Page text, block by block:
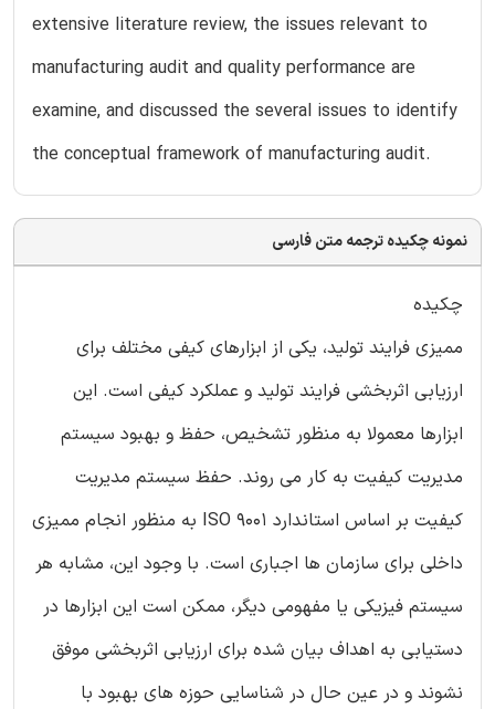
extensive literature review, the issues relevant to
manufacturing audit and quality performance are
examine, and discussed the several issues to identify
the conceptual framework of manufacturing audit.
نمونه چکیده ترجمه متن فارسی
چکیده
ممیزی فرایند تولید، یکی از ابزارهای کیفی مختلف برای
ارزیابی اثربخشی فرایند تولید و عملکرد کیفی است. این
ابزارها معمولا به منظور تشخیص، حفظ و بهبود سیستم
مدیریت کیفیت به کار می روند. حفظ سیستم مدیریت
کیفیت بر اساس استاندارد ISO 9001 به منظور انجام ممیزی
داخلی برای سازمان ها اجباری است. با وجود این، مشابه هر
سیستم فیزیکی یا مفهومی دیگر، ممکن است این ابزارها در
دستیابی به اهداف بیان شده برای ارزیابی اثربخشی موفق
نشوند و در عین حال در شناسایی حوزه های بهبود با